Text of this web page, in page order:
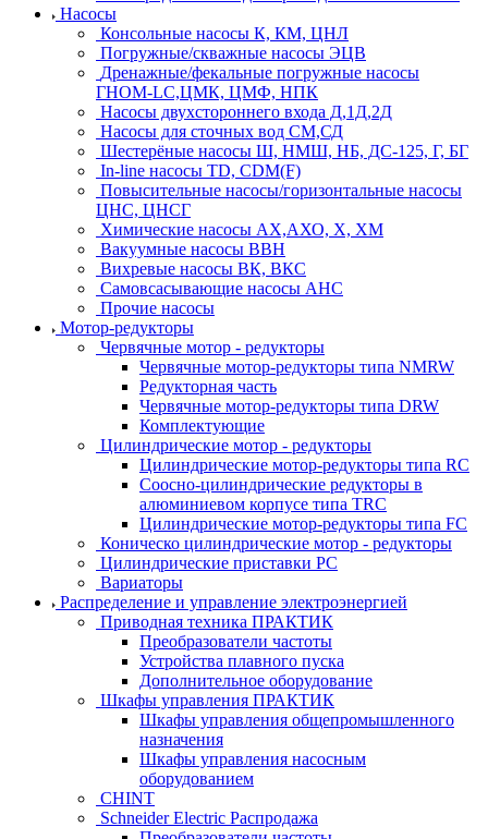
Насосы
Консольные насосы К, КМ, ЦНЛ
Погружные/скважные насосы ЭЦВ
Дренажные/фекальные погружные насосы
ГНОМ-LC,ЦМК, ЦМФ, НПК
Насосы двухстороннего входа Д,1Д,2Д
Насосы для сточных вод СМ,СД
Шестерёные насосы Ш, НМШ, НБ, ДС-125, Г, БГ
In-line насосы TD, CDM(F)
Повысительные насосы/горизонтальные насосы
ЦНС, ЦНСГ
Химические насосы АХ,АХО, Х, ХМ
Вакуумные насосы ВВН
Вихревые насосы ВК, ВКС
Самовсасывающие насосы АНС
Прочие насосы
Мотор-редукторы
Червячные мотор - редукторы
Червячные мотор-редукторы типа NMRW
Редукторная часть
Червячные мотор-редукторы типа DRW
Комплектующие
Цилиндрические мотор - редукторы
Цилиндрические мотор-редукторы типа RC
Соосно-цилиндрические редукторы в
алюминиевом корпусе типа TRC
Цилиндрические мотор-редукторы типа FC
Коническо цилиндрические мотор - редукторы
Цилиндрические приставки PC
Вариаторы
Распределение и управление электроэнергией
Приводная техника ПРАКТИК
Преобразователи частоты
Устройства плавного пуска
Дополнительное оборудование
Шкафы управления ПРАКТИК
Шкафы управления общепромышленного
назначения
Шкафы управления насосным
оборудованием
CHINT
Schneider Electric Распродажа